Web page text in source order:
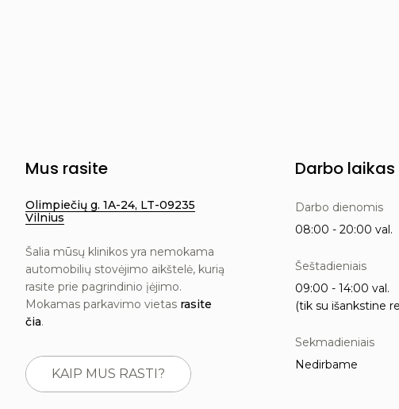
Mus rasite
Olimpiečių g. 1A-24, LT-09235
Vilnius
Šalia mūsų klinikos yra nemokama
automobilių stovėjimo aikštelė, kurią
rasite prie pagrindinio įėjimo.
Mokamas parkavimo vietas rasite
čia.
KAIP MUS RASTI?
Darbo laikas
Darbo dienomis
08:00 - 20:00 val.
Šeštadieniais
09:00 - 14:00 val.
(tik su išankstine
Sekmadieniais
Nedirbame